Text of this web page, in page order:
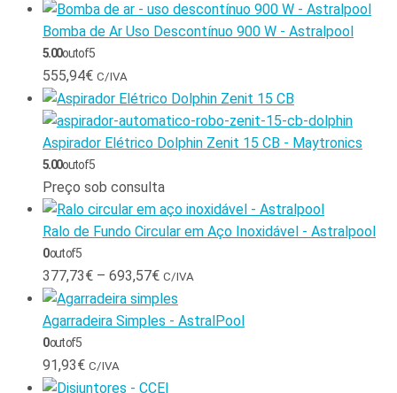
Bomba de Ar Uso Descontínuo 900 W - Astralpool
5.00out of 5
555,94€ C/IVA
Aspirador Elétrico Dolphin Zenit 15 CB - Maytronics
5.00out of 5
Preço sob consulta
Ralo de Fundo Circular em Aço Inoxidável - Astralpool
0out of 5
377,73€ – 693,57€ C/IVA
Agarradeira Simples - AstralPool
0out of 5
91,93€ C/IVA